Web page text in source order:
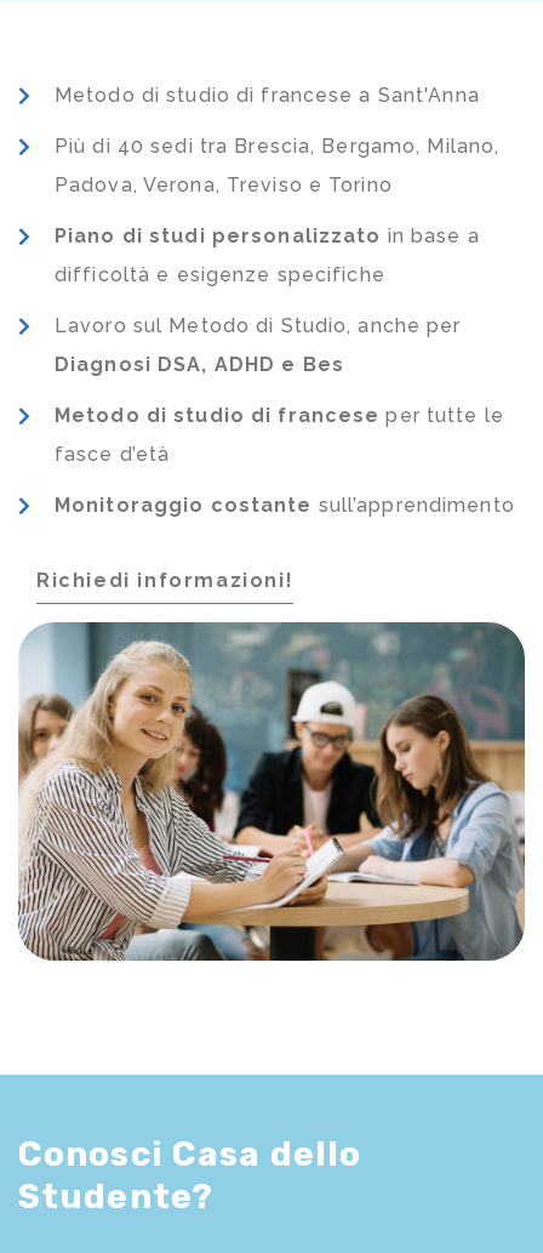
Metodo di studio di francese a Sant'Anna
Più di 40 sedi tra Brescia, Bergamo, Milano,
Padova, Verona, Treviso e Torino
Piano di studi personalizzato in base a
difficoltà e esigenze specifiche
Lavoro sul Metodo di Studio, anche per
Diagnosi DSA, ADHD e Bes
Metodo di studio di francese per tutte le
fasce d’età
Monitoraggio costante sull’apprendimento
Richiedi informazioni!
Conosci Casa dello
Studente?